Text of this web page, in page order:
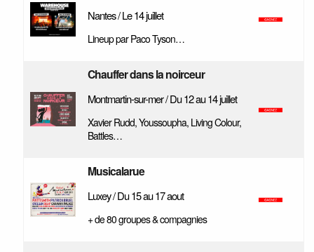
Nantes / Le 14 juillet
Lineup par Paco Tyson…
Chauffer dans la noirceur
Montmartin-sur-mer / Du 12 au 14 juillet
Xavier Rudd, Youssoupha, Living Colour,
Battles…
Musicalarue
Luxey / Du 15 au 17 aout
+ de 80 groupes & compagnies